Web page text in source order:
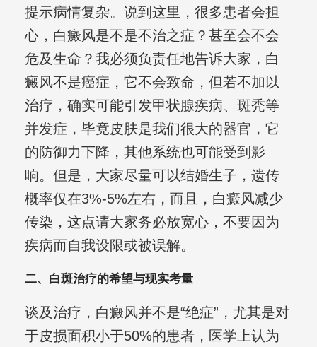
提示病情复杂。说到这里，很多患者会担
心，白癜风是不是不治之症？甚至会不会
危及生命？我必须负责任地告诉大家，白
癜风不是癌症，它不会致命，但若不加以
治疗，确实可能引发甲状腺疾病、斑秃等
并发症，毕竟皮肤是我们很大的器官，它
的防御力下降，其他系统也可能受到影
响。但是，大家尽量可以结婚生子，遗传
概率仅在3%-5%左右，而且，白癜风减少
传染，这点请大家务必放宽心，不要因为
疾病而自我设限或被误解。
二、白斑治疗的希望与现实考量
谈及治疗，白癜风并不是“绝症”，尤其是对
于皮损面积小于50%的患者，医学上认为